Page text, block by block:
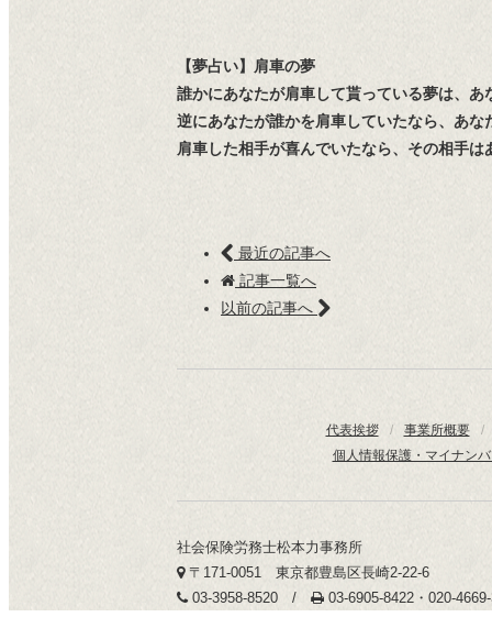
【夢占い】肩車の夢
誰かにあなたが肩車して貰っている夢は、
逆にあなたが誰かを肩車していたなら、あ
肩車した相手が喜んでいたなら、その相手
最近の記事へ
記事一覧へ
以前の記事へ
代表挨拶 / 事業所概要
/
個人情報保護・マイナン
社会保険労務士松本力事務所
〒171-0051 東京都豊島区長崎2-22-6
03-3958-8520 /
03-6905-8422・020-